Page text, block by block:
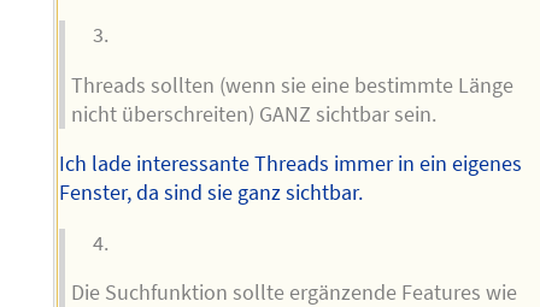
Threads sollten (wenn sie eine bestimmte Länge
nicht überschreiten) GANZ sichtbar sein.
Ich lade interessante Threads immer in ein eigenes
Fenster, da sind sie ganz sichtbar.
Die Suchfunktion sollte ergänzende Features wie